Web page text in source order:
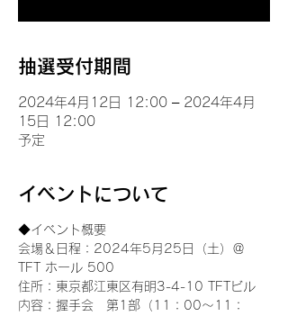
抽選受付期間
2024年4月12日 12:00 – 2024年4月
15日 12:00
予定
イベントについて
◆イベント概要
会場＆日程：2024年5月25日（土）＠
TFT ホール 500
住所：東京都江東区有明3-4-10 TFTビル
内容：握手会　第1部（11：00～11：